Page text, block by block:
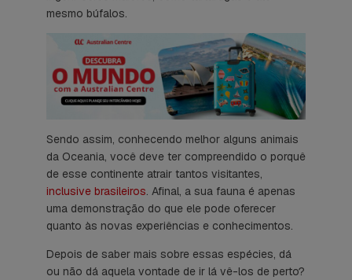
mesmo búfalos.
Sendo assim, conhecendo melhor alguns animais
da Oceania, você deve ter compreendido o porquê
de esse continente atrair tantos visitantes,
inclusive brasileiros. Afinal, a sua fauna é apenas
uma demonstração do que ele pode oferecer
quanto às novas experiências e conhecimentos.
Depois de saber mais sobre essas espécies, dá
ou não dá aquela vontade de ir lá vê-los de perto?